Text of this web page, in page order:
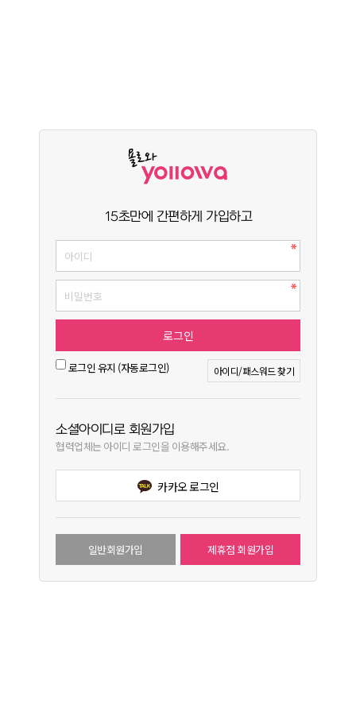
15초만에 간편하게 가입하고
로그인 유지 (자동로그인) 아이디/패스워드 찾기
소셜아이디로 회원가입
협력업체는 아이디 로그인을 이용해주세요.
카카오 로그인
일반회원가입 제휴점 회원가입